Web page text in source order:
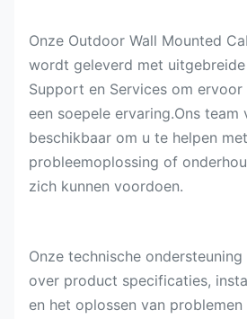
Onze Outdoor Wall Mounted
wordt geleverd met
Support en Services om
een soepele ervaring.Ons team
beschikbaar om u te helpen
probleemoplossing of
zich kunnen voordoen.
Onze technische
over product specificaties,
en het oplossen van problemen